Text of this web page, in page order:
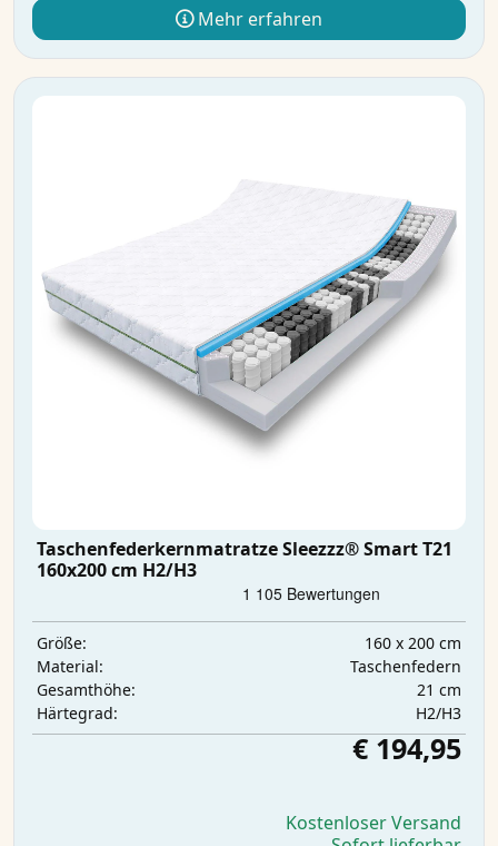
Mehr erfahren
Taschenfederkernmatratze Sleezzz® Smart T21
160x200 cm H2/H3
Größe:
160 x 200 cm
Material:
Taschenfedern
Gesamthöhe:
21 cm
Härtegrad:
H2/H3
€ 194,95
Kostenloser Versand